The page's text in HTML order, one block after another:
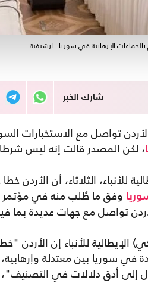
الإرهابية في سوريا - ارشيفية
شارك الخبر
تواصل مع الاستخبارات
، لكن المصدر قالت إنه ليس شرطا
للأنباء، الثلاثاء، أن
وفق ما طُلب منه في مؤتمر
تواصل مع جهات عديدة بما
الإيطالية للأنباء إن
في سوريا بين معتدلة
إلى أدق دلالات في